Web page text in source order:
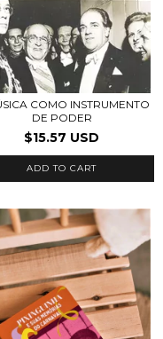
COMO INSTRUMENTO
DE PODER
$15.57 USD
ADD TO CART